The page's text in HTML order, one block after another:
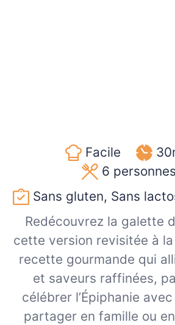
Facile
6 personnes
Sans gluten, Sans
Redécouvrez la galette
cette version revisitée à
recette gourmande qui
et saveurs raffinées,
célébrer l’Épiphanie
partager en famille ou